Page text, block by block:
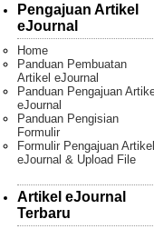
Pengajuan Artikel
eJournal
Home
Panduan Pembuatan
Artikel eJournal
Panduan Pengajuan
eJournal
Panduan Pengisian
Formulir
Formulir Pengajuan Artikel
eJournal & Upload File
Artikel eJournal
Terbaru